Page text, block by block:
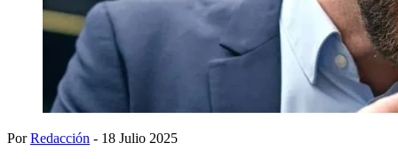
PorRedacción - 18 Julio 2025